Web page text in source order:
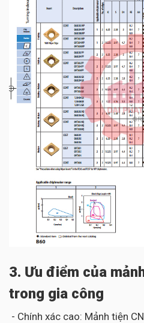
3. Ưu điểm của
trong gia công
- Chính xác cao: Mảnh tiện